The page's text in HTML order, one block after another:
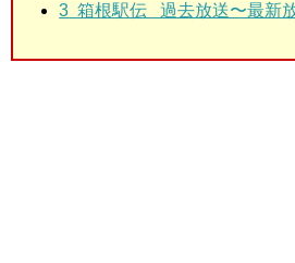
3 箱根駅伝 過去放送〜最新